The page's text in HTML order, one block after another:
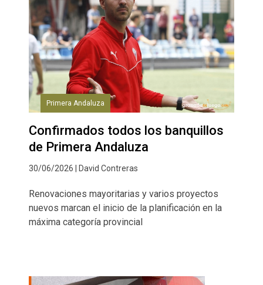
Primera Andaluza
Confirmados todos los banquillos
de Primera Andaluza
30/06/2026 | David Contreras
Renovaciones mayoritarias y varios proyectos
nuevos marcan el inicio de la planificación en la
máxima categoría provincial